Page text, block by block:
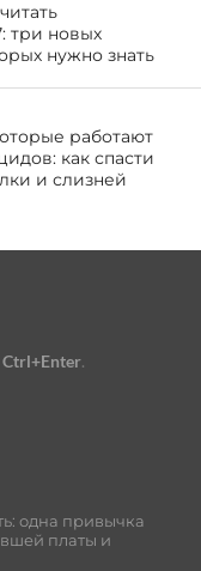
три новых
нужно знать
работают
как спасти
и слизней
Ctrl+Enter.
одна привычка
платы и